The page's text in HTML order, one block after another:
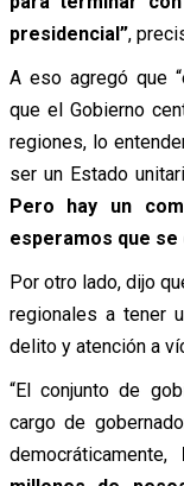
presidencial”,
A eso agregó que
que el Gobierno
regiones, lo
ser un Estado
Pero hay un
esperamos que se
Por otro lado, dijo
regionales a tener
delito y atención a
“El conjunto de
cargo de
democráticamente,